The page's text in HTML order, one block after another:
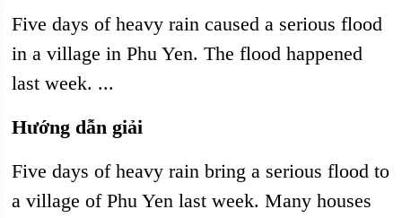
Five days of heavy rain caused a serious flood
in a village in Phu Yen. The flood happened
last week. ...
Hướng dẫn giải
Five days of heavy rain bring a serious flood to
a village of Phu Yen last week. Many houses